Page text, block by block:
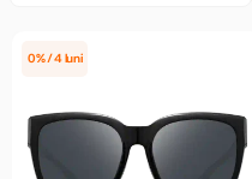
0% / 4 luni